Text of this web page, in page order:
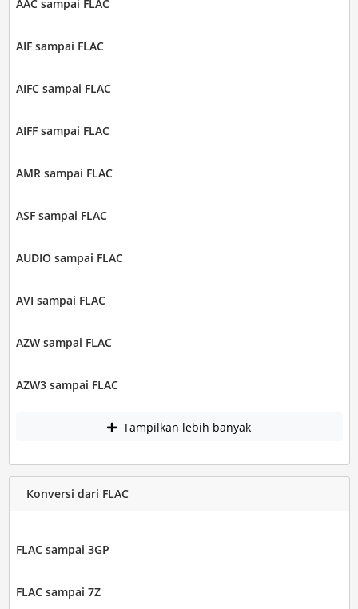
AAC sampai FLAC
AIF sampai FLAC
AIFC sampai FLAC
AIFF sampai FLAC
AMR sampai FLAC
ASF sampai FLAC
AUDIO sampai FLAC
AVI sampai FLAC
AZW sampai FLAC
AZW3 sampai FLAC
Tampilkan lebih banyak
Konversi dari FLAC
FLAC sampai 3GP
FLAC sampai 7Z